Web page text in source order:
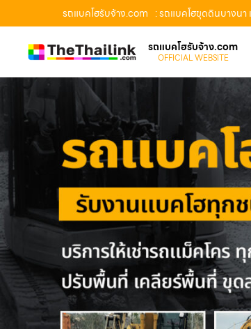
รถแบคโฮรับจ้าง.com : รถแบคโฮขุดดินบางนา
รถแบคโฮรับจ้าง.com
OFFICIAL WEBSITE